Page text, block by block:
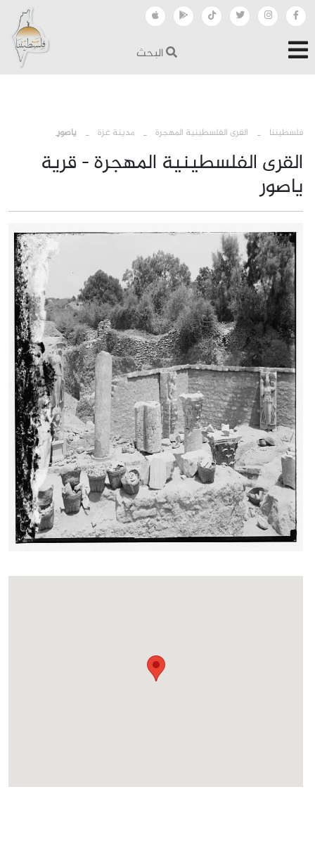
البحث
فلسطيننا › القرى الفلسطينية المهجرة مدينة غزة ياصور
القرى الفلسطينية المهجرة - قرية
ياصور